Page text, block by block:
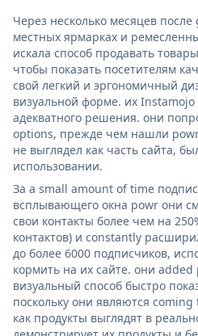
Через несколько месяцев
местных ярмарках и
искала способ продавать
чтобы показать посетителям
свой легкий и эргономичный
визуальной форме. их Instamojo
адекватного решения. они
options, прежде чем нашли
не выглядел как часть сайта,
использовании.
За a small amount of time
всплывающего окна powr они
свои контакты более чем на
контактов) и constantly
до более 6000 подписчиков,
кормить на их сайте. они
визуальный способ быстро
поскольку они являются
как продукты выглядят в